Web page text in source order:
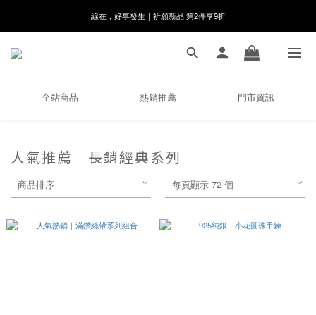
8月月初限定｜指定分類滿件88折！
線在，好事發生｜祈願新品 第2件享9折
🌸新會員限定🌸註冊送$100購物金
全站商品 熱銷推薦 門市資訊
人氣推薦｜長銷經典系列
商品排序 每頁顯示 72 個